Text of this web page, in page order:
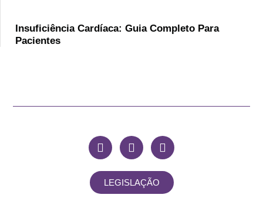
Insuficiência Cardíaca: Guia Completo Para
Pacientes
LEGISLAÇÃO